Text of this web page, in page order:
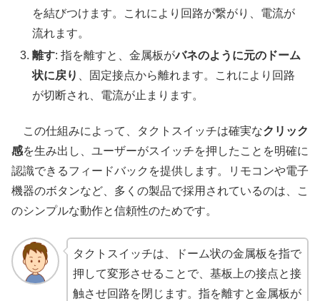
を結びつけます。これにより回路が繋がり、電流が
流れます。
離す: 指を離すと、金属板がバネのように元のドーム
状に戻り
、固定接点から離れます。これにより回路
が切断され、電流が止まります。
この仕組みによって、タクトスイッチは確実なクリック
感を生み出し、ユーザーがスイッチを押したことを明確に
認識できるフィードバックを提供します。リモコンや電子
機器のボタンなど、多くの製品で採用されているのは、こ
のシンプルな動作と信頼性のためです。
タクトスイッチは、ドーム状の金属板を指で
押して変形させることで、基板上の接点と接
触させ回路を閉じます。指を離すと金属板が